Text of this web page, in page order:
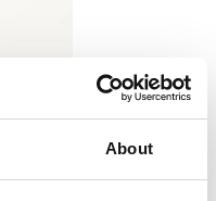
About